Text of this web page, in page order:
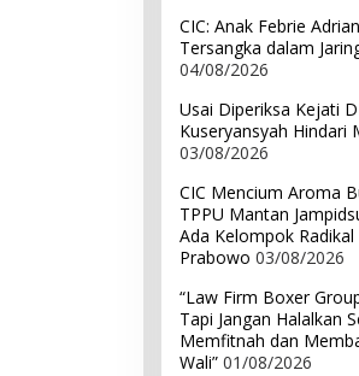
CIC: Anak Febrie
Tersangka dalam
04/08/2026
Usai Diperiksa Kejati
Kuseryansyah Hindari
03/08/2026
CIC Mencium Aroma
TPPU Mantan
Ada Kelompok
Prabowo 03/08/2026
“Law Firm Boxer
Tapi Jangan Halalkan
Memfitnah dan
Wali” 01/08/2026